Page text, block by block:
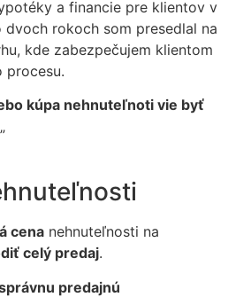
a financie pre klientov v
dvoch rokoch som presedlal na
kde zabezpečujem klientom
procesu.
kúpa nehnuteľnoti vie byť
„
cena nehnuteľnosti na
celý predaj.
predajnú